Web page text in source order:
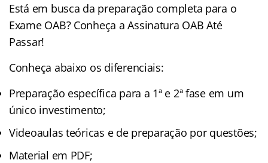
Está em busca da preparação completa para o
Exame OAB? Conheça a Assinatura OAB Até
Passar!
Conheça abaixo os diferenciais:
Preparação específica para a 1ª e 2ª fase em um
único investimento;
Videoaulas teóricas e de preparação por questões;
Material em PDF;